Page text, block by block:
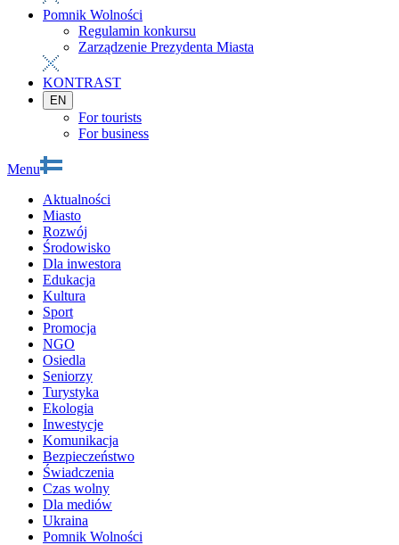
Pomnik Wolności
Regulamin konkursu
Zarządzenie Prezydenta Miasta
KONTRAST
EN
For tourists
For business
Menu
Aktualności
Miasto
Rozwój
Środowisko
Dla inwestora
Edukacja
Kultura
Sport
Promocja
NGO
Osiedla
Seniorzy
Turystyka
Ekologia
Inwestycje
Komunikacja
Bezpieczeństwo
Świadczenia
Czas wolny
Dla mediów
Ukraina
Pomnik Wolności